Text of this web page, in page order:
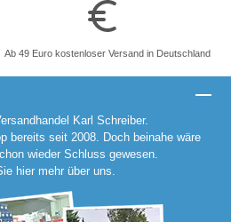
Ab 49 Euro kostenloser Versand in Deutschland
Karl Schreiber.
bereits seit 2008. Doch beinahe wäre
wieder Schluss gewesen.
hier mehr über uns.